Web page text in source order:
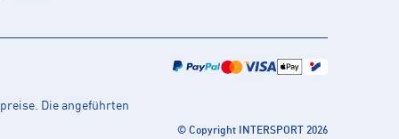
Die angeführten
© Copyright INTERSPORT 2026